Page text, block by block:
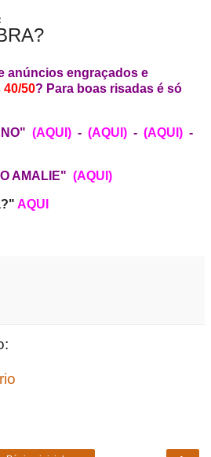
anúncios engraçados e
40/50? Para boas risadas é só
(AQUI) - (AQUI) - (AQUI) -
AMALIE" (AQUI)
AQUI